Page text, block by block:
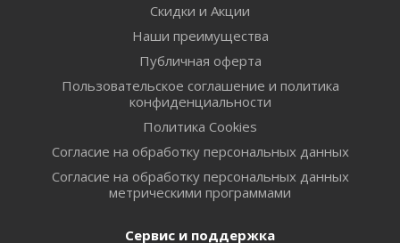
Скидки и Акции
Наши преимущества
Публичная оферта
Пользовательское соглашение и политика
конфиденциальности
Политика Cookies
Согласие на обработку персональных данных
Согласие на обработку персональных данных
метрическими программами
Сервис и поддержка